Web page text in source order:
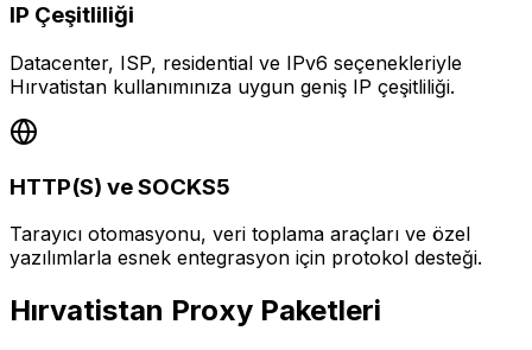
IP Çeşitliliği
Datacenter, ISP, residential ve IPv6 seçenekleriyle
Hırvatistan kullanımınıza uygun geniş IP çeşitliliği.
HTTP(S) ve SOCKS5
Tarayıcı otomasyonu, veri toplama araçları ve özel
yazılımlarla esnek entegrasyon için protokol desteği.
Hırvatistan Proxy Paketleri